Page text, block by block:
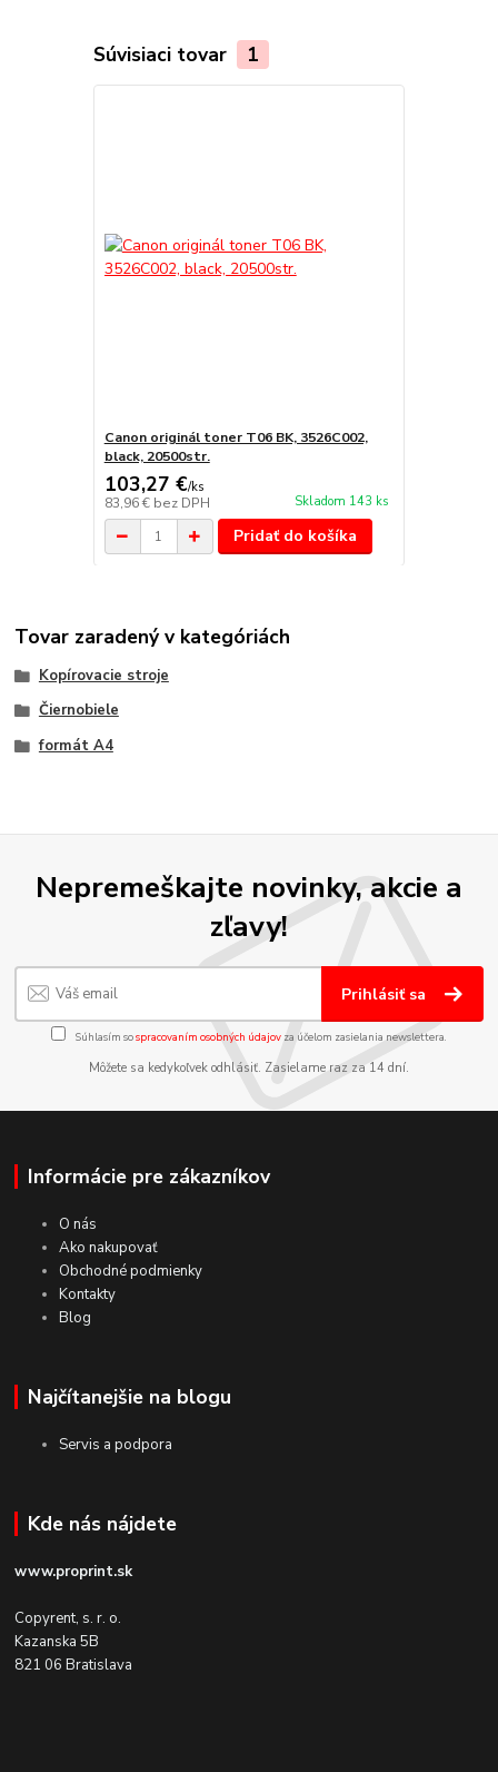
Súvisiaci tovar 1
Canon originál toner T06 BK, 3526C002,
black, 20500str.
103,27 €/ks
83,96 € bez DPH Skladom 143 ks
Pridať do košíka
Tovar zaradený v kategóriách
Kopírovacie stroje
Čiernobiele
formát A4
Nepremeškajte novinky, akcie a
zľavy!
Prihlásiť sa
Súhlasím sospracovaním osobných údajov za účelom zasielania newslettera.
Môžete sa kedykoľvek odhlásiť. Zasielame raz za 14 dní.
Informácie pre zákazníkov
O nás
Ako nakupovať
Obchodné podmienky
Kontakty
Blog
Najčítanejšie na blogu
Servis a podpora
Kde nás nájdete
www.proprint.sk
Copyrent, s. r. o.
Kazanska 5B
821 06 Bratislava